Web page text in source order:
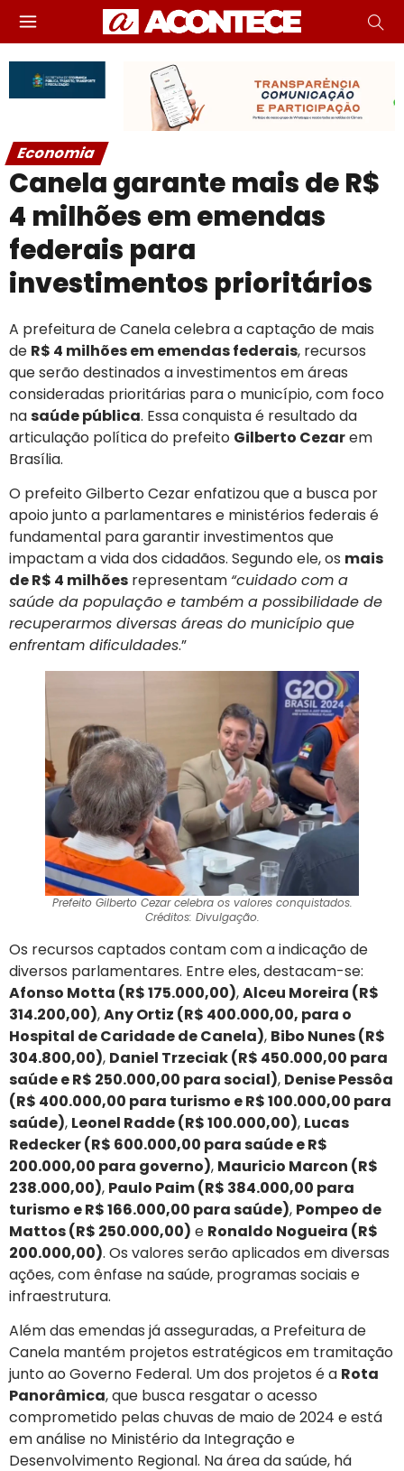
Economia
Canela garante mais de R$
4 milhões em emendas
federais para
investimentos prioritários
A prefeitura de Canela celebra a captação de mais
de R$ 4 milhões em emendas federais, recursos
que serão destinados a investimentos em áreas
consideradas prioritárias para o município, com foco
nasaúde pública. Essa conquista é resultado da
articulação política do prefeito Gilberto Cezarem
Brasília.
O prefeito Gilberto Cezar enfatizou que a busca por
apoio junto a parlamentares e ministérios federais é
fundamental para garantir investimentos que
impactam a vida dos cidadãos. Segundo ele, os mais
de R$ 4 milhões representam “cuidado com a
saúde da população e também a possibilidade de
recuperarmos diversas áreas do município que
enfrentam dificuldades.”
Prefeito Gilberto Cezar celebra os valores conquistados.
Créditos: Divulgação.
Os recursos captados contam com a indicação de
diversos parlamentares. Entre eles, destacam-se:
Afonso Motta (R$ 175.000,00),Alceu Moreira (R$
314.200,00),Any Ortiz (R$ 400.000,00, para o
Hospital de Caridade de Canela), Bibo Nunes (R$
304.800,00), Daniel Trzeciak (R$ 450.000,00 para
saúde e R$ 250.000,00 para social), Denise Pessôa
(R$ 400.000,00 para turismo e R$ 100.000,00 para
saúde), Leonel Radde (R$ 100.000,00), Lucas
Redecker (R$ 600.000,00 para saúde e R$
200.000,00 para governo), Mauricio Marcon (R$
238.000,00), Paulo Paim (R$ 384.000,00 para
turismo e R$ 166.000,00 para saúde), Pompeo de
Mattos (R$ 250.000,00) e Ronaldo Nogueira (R$
200.000,00). Os valores serão aplicados em diversas
ações, com ênfase na saúde, programas sociais e
infraestrutura.
Além das emendas já asseguradas, a Prefeitura de
Canela mantém projetos estratégicos em tramitação
junto ao Governo Federal. Um dos projetos é a Rota
Panorâmica, que busca resgatar o acesso
comprometido pelas chuvas de maio de 2024 e está
em análise no Ministério da Integração e
Desenvolvimento Regional. Na área da saúde, há